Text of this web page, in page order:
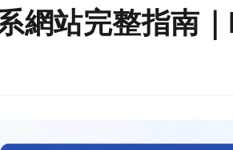
網站完整指南